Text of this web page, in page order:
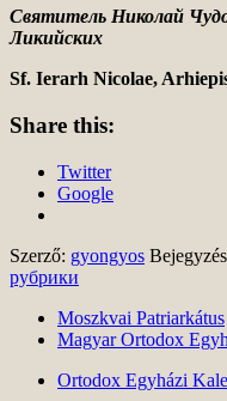
Святитель Николай
Ликийских
Sf. Ierarh Nicolae,
Share this:
Twitter
Google
Szerző: gyongyos
рубрики
Moszkvai Patriarkátus
Magyar Ortodox
Ortodox Egyházi